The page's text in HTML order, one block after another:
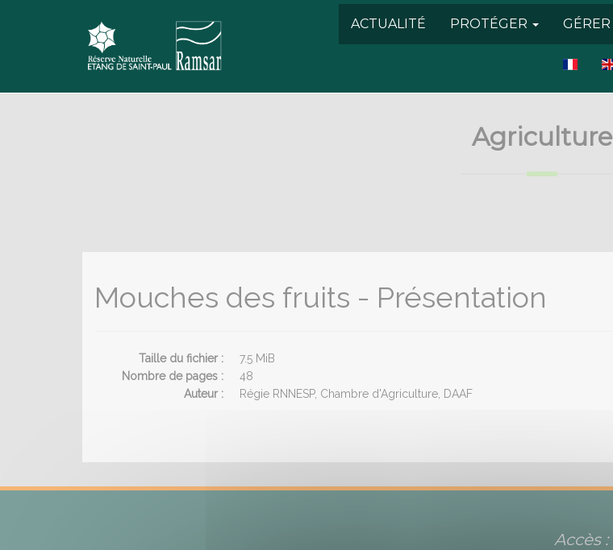
ACTUALITÉ PROTÉGER GÉRER
Agriculture
Mouches des fruits - Présentation
Taille du fichier :
7.5 MiB
Nombre de pages :
48
Auteur :
Régie RNNESP, Chambre d'Agriculture, DAAF
Accès :